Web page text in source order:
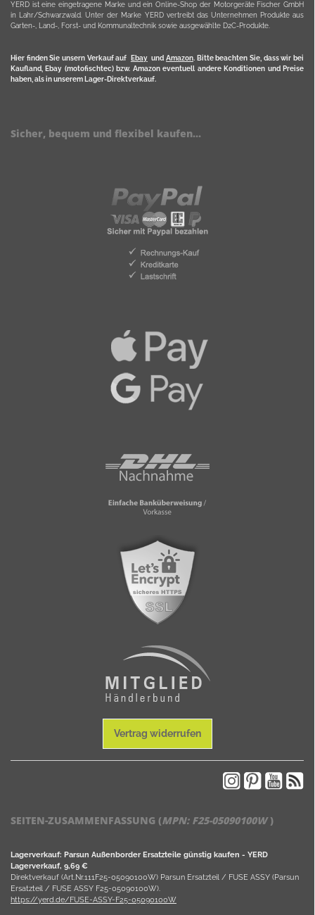
YERD ist eine eingetragene Marke und ein Online-Shop der Motorgeräte Fischer GmbH
in Lahr/Schwarzwald. Unter der Marke YERD vertreibt das Unternehmen Produkte aus
Garten-, Land-, Forst- und Kommunaltechnik sowie ausgewählte D2C-Produkte.
Hier finden Sie unsern Verkauf auf Ebayund Amazon. Bitte beachten Sie, dass wir bei
Kaufland, Ebay (motofischtec) bzw. Amazon eventuell andere Konditionen und Preise
haben, als in unserem Lager-Direktverkauf.
Sicher, bequem und flexibel kaufen...
Vertrag widerrufen
SEITEN-ZUSAMMENFASSUNG (MPN: F25-05090100W)
Lagerverkauf: Parsun Außenborder Ersatzteile günstig kaufen - YERD
Lagerverkauf, 9,69 €
Direktverkauf (Art.Nr.111F25-05090100W) Parsun Ersatzteil / FUSE ASSY (Parsun
Ersatzteil / FUSE ASSY F25-05090100W).
https://yerd.de/FUSE-ASSY-F25-05090100W